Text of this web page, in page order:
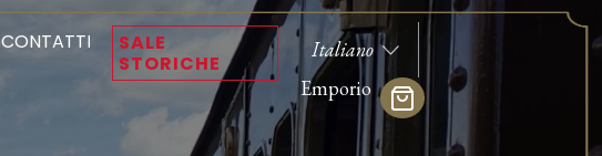
CONTATTI
SALE
STORICHE
Emporio